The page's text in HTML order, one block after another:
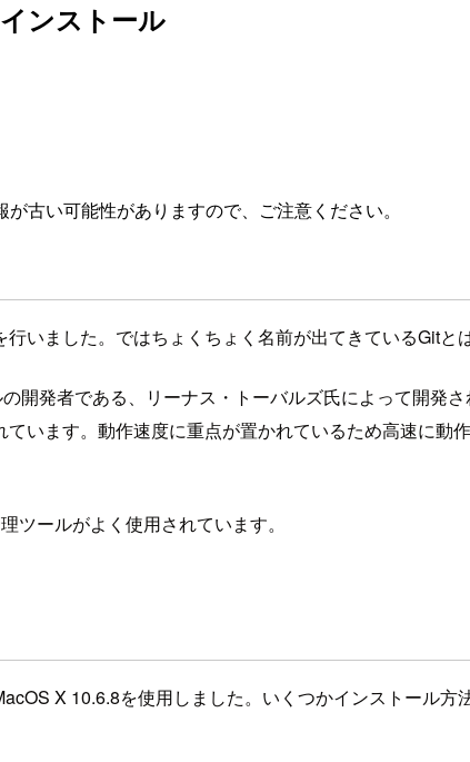
ンストール
古い可能性がありますので、ご注意ください。
いました。ではちょくちょく名前が出てきているGitと
開発者である、リーナス・トーバルズ氏によって開発
います。動作速度に重点が置かれているため高速に
ツールがよく使用されています。
X 10.6.8を使用しました。いくつかインストール方